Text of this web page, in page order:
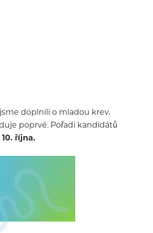
doplnili o mladou krev.
poprvé. Pořadí kandidátů
října.